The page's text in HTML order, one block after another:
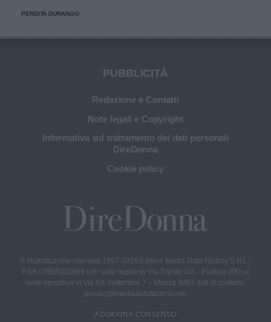
PERDITA DURANGO
PUBBLICITÀ
Redazione e Contatti
Note legali e Copyright
Informativa sul trattamento dei dati personali
DireDonna
Cookie policy
© Riproduzione riservata 1997-2026 Editore Media Data Factory S.R.L.,
P.IVA 09595010969 con sede legale in Via Trieste 1/A – Padova (PD) e
sede operativa in Via XX Settembre 7 – Monza (MB); dati di contatto:
privacy@mediadatafactory.com
AGGIORNA CONSENSO